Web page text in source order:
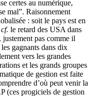
certes au numérique,
mal”. Raisonnement
: soit le pays est en
cf. le retard des USA dans
pas comme il
gagnants dans dix
vers les grandes
et les grands groupes
de gestion est faite
d’où peut venir la
(ces progiciels de gestion